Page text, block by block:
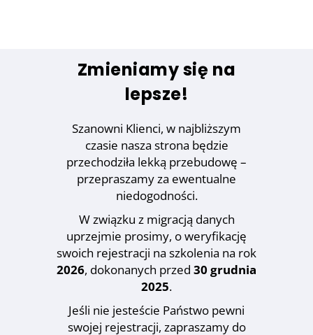
Zmieniamy się na
lepsze!
Szanowni Klienci, w najbliższym
czasie nasza strona będzie
przechodziła lekką przebudowę –
przepraszamy za ewentualne
niedogodności.
W związku z migracją danych
uprzejmie prosimy, o weryfikację
swoich rejestracji na szkolenia na rok
2026, dokonanych przed 30 grudnia
2025.
Jeśli nie jesteście Państwo pewni
swojej rejestracji, zapraszamy do